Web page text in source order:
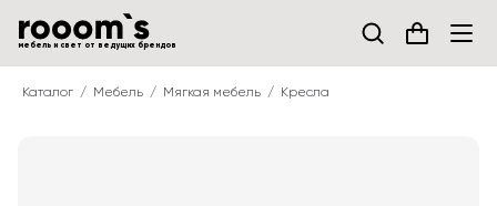
мебель и свет от ведущих брендов
Каталог Мебель Мягкая мебель Кресла